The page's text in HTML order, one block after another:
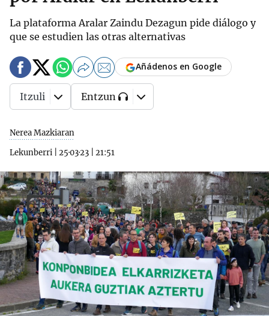
La plataforma Aralar Zaindu Dezagun pide diálogo y
que se estudien las otras alternativas
Nerea Mazkiaran
Lekunberri
25·03·23 21:51
Añádenos en Google
Itzuli Entzun